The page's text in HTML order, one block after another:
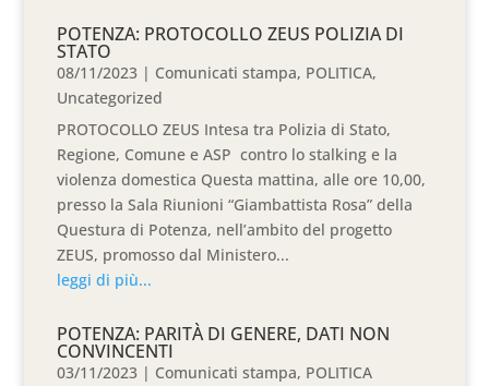
POTENZA: PROTOCOLLO ZEUS POLIZIA DI
STATO
08/11/2023 | Comunicati stampa, POLITICA,
Uncategorized
PROTOCOLLO ZEUS Intesa tra Polizia di Stato,
Regione, Comune e ASP contro lo stalking e la
violenza domestica Questa mattina, alle ore 10,00,
presso la Sala Riunioni “Giambattista Rosa” della
Questura di Potenza, nell’ambito del progetto
ZEUS, promosso dal Ministero...
leggi di più...
POTENZA: PARITÀ DI GENERE, DATI NON
CONVINCENTI
03/11/2023 | Comunicati stampa, POLITICA